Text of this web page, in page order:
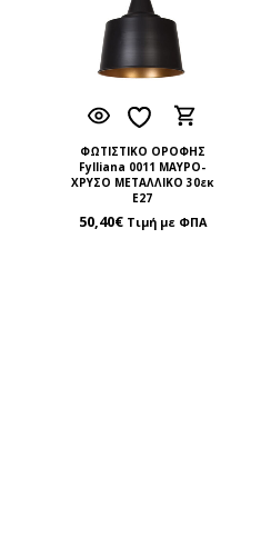
ΦΩΤΙΣΤΙΚΟ ΟΡΟΦΗΣ
Fylliana 0011 ΜΑΥΡΟ-
ΧΡΥΣΟ ΜΕΤΑΛΛΙΚΟ 30εκ
Ε27
50,40€ Τιμή με ΦΠΑ